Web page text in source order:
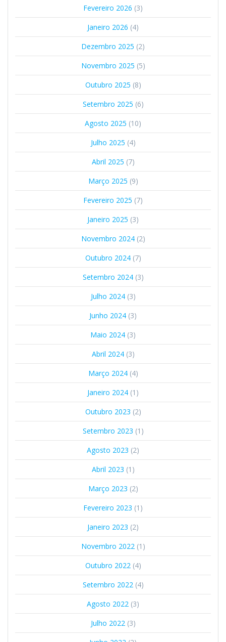
Fevereiro 2026 (3)
Janeiro 2026 (4)
Dezembro 2025 (2)
Novembro 2025 (5)
Outubro 2025 (8)
Setembro 2025 (6)
Agosto 2025 (10)
Julho 2025 (4)
Abril 2025 (7)
Março 2025 (9)
Fevereiro 2025 (7)
Janeiro 2025 (3)
Novembro 2024(2)
Outubro 2024(7)
Setembro 2024(3)
Julho 2024(3)
Junho 2024 (3)
Maio 2024 (3)
Abril 2024(3)
Março 2024(4)
Janeiro 2024 (1)
Outubro 2023 (2)
Setembro 2023 (1)
Agosto 2023 (2)
Abril 2023 (1)
Março 2023 (2)
Fevereiro 2023 (1)
Janeiro 2023 (2)
Novembro 2022(1)
Outubro 2022(4)
Setembro 2022(4)
Agosto 2022 (3)
Julho 2022(3)